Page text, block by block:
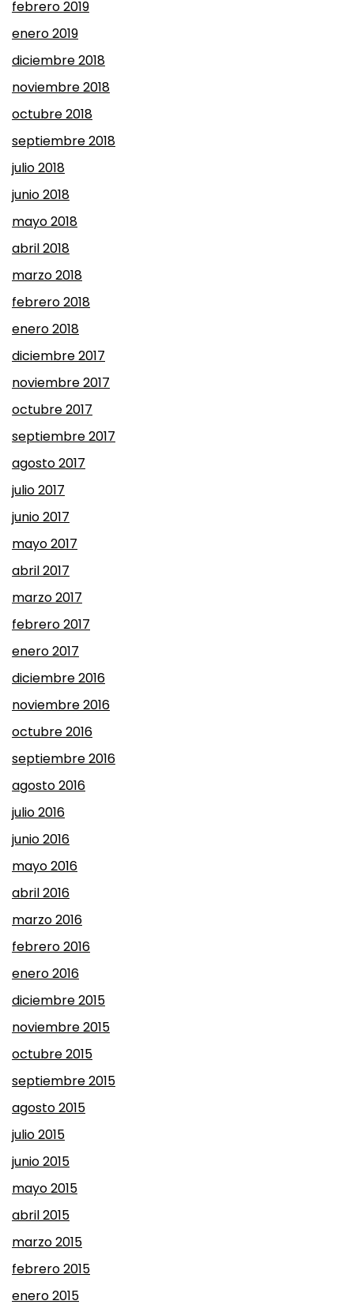
febrero 2019
enero 2019
diciembre 2018
noviembre 2018
octubre 2018
septiembre 2018
julio 2018
junio 2018
mayo 2018
abril 2018
marzo 2018
febrero 2018
enero 2018
diciembre 2017
noviembre 2017
octubre 2017
septiembre 2017
agosto 2017
julio 2017
junio 2017
mayo 2017
abril 2017
marzo 2017
febrero 2017
enero 2017
diciembre 2016
noviembre 2016
octubre 2016
septiembre 2016
agosto 2016
julio 2016
junio 2016
mayo 2016
abril 2016
marzo 2016
febrero 2016
enero 2016
diciembre 2015
noviembre 2015
octubre 2015
septiembre 2015
agosto 2015
julio 2015
junio 2015
mayo 2015
abril 2015
marzo 2015
febrero 2015
enero 2015